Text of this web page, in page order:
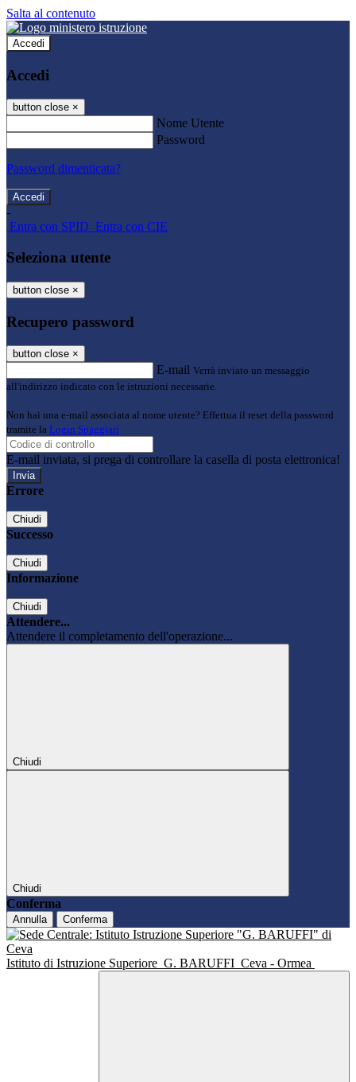
Salta al contenuto
Accedi
Accedi
button close ×
Nome Utente
Password
Password dimenticata?
-
Entra con SPID Entra con CIE
Seleziona utente
button close ×
Recupero password
button close ×
E-mail Verrà inviato un messaggio
all'indirizzo indicato con le istruzioni necessarie.
Non hai una e-mail associata al nome utente? Effettua il reset della password
tramite la Login Spaggiari
E-mail inviata, si prega di controllare la casella di posta elettronica!
Errore
Chiudi
Successo
Chiudi
Informazione
Chiudi
Attendere...
Attendere il completamento dell'operazione...
Chiudi
Chiudi
Conferma
Annulla Conferma
Istituto di Istruzione Superiore G. BARUFFI Ceva - Ormea